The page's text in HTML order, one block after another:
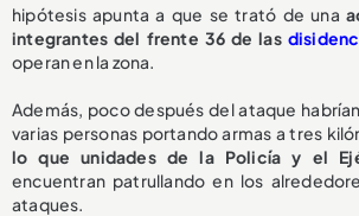
hipótesis apunta a que se trató de una
integrantes del frente 36 de las
operan en la zona.
Además, poco después del ataque
varias personas portando armas a tres
lo que unidades de la Policía y el
encuentran patrullando en los
ataques.